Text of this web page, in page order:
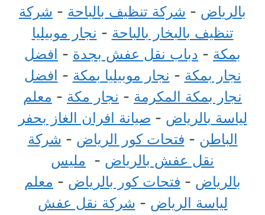
بالرياض - شركة تنظيف بالباحة - شركة
تنظيف بالبخار بالباحة - نجار موبيليا
بمكة - دباب نقل عفش بجدة - افضل
نجار بمكة - نجار موبيليا بمكة - افضل
نجار بمكة المكرمة - نجار مكة - معلم
لياسة بالرياض - صيانة افران الغاز بحفر
الباطن - فتحات كور الرياض - شركة
نقل عفش بالرياض - مليس
بالرياض - فتحات كور بالرياض - معلم
لياسة الرياض - شركة نقل عفش